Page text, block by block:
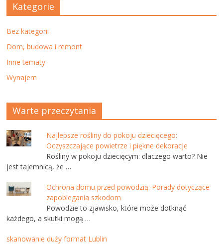
Kategorie
Bez kategorii
Dom, budowa i remont
Inne tematy
Wynajem
Warte przeczytania
Najlepsze rośliny do pokoju dziecięcego:
Oczyszczające powietrze i piękne dekoracje
Rośliny w pokoju dziecięcym: dlaczego warto? Nie
jest tajemnicą, że …
Ochrona domu przed powodzią: Porady dotyczące
zapobiegania szkodom
Powodzie to zjawisko, które może dotknąć
każdego, a skutki mogą …
skanowanie duży format Lublin